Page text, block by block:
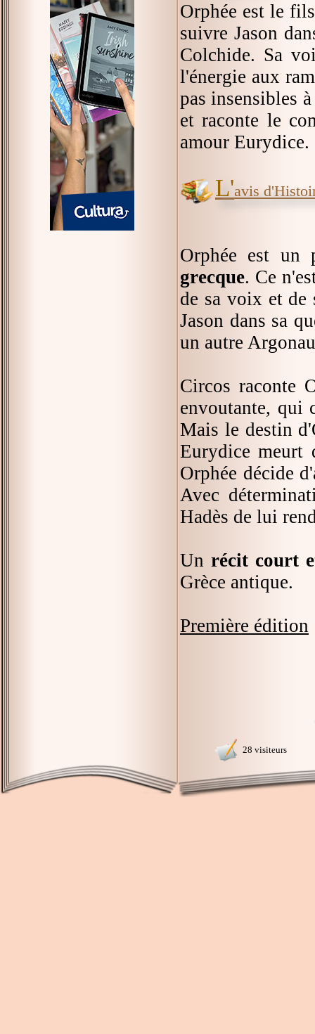
Orphée est le
suivre Jason
Colchide. Sa
l'énergie aux
pas insensibles
et raconte le
amour Eurydice.
L'avis
Orphée est un
grecque. Ce
de sa voix et de
Jason dans sa
un autre
Circos raconte
envoutante, qui
Mais le destin
Eurydice meurt
Orphée décide
Avec
Hadès de lui
Un récit court
Grèce antique.
Première édition
28 visiteurs